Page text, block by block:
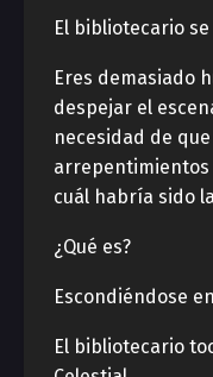
El bibliotecario
Eres demasiado
despejar el
necesidad de
arrepentimientos
cuál habría sido
¿Qué es?
Escondiéndose
El bibliotecario